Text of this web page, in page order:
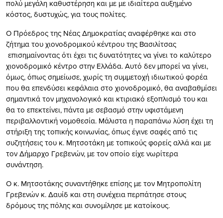
πολύ μεγάλη καθυστέρηση και με με ιδιαίτερα αυξημένο
κόστος, δυστυχώς, για τους πολίτες.
Ο Πρόεδρος της Νέας Δημοκρατίας αναφέρθηκε και στο
ζήτημα του χιονοδρομικού κέντρου της Βασιλίτσας
επισημαίνοντας ότι έχει τις δυνατότητες να γίνει το καλύτερο
χιονοδρομικό κέντρο στην Ελλάδα. Αυτό δεν μπορεί να γίνει,
όμως, όπως σημείωσε, χωρίς τη συμμετοχή ιδιωτικού φορέα
που θα επενδύσει κεφάλαια στο χιονοδρομικό, θα αναβαθμίσει
σημαντικά τον μηχανολογικό και κτιριακό εξοπλισμό του και
θα το επεκτείνει, πάντα με σεβασμό στην υφιστάμενη
περιβαλλοντική νομοθεσία. Μάλιστα η παραπάνω λύση έχει τη
στήριξη της τοπικής κοινωνίας, όπως έγινε σαφές από τις
συζητήσεις του κ. Μητσοτάκη με τοπικούς φορείς αλλά και με
τον Δήμαρχο Γρεβενών, με τον οποίο είχε νωρίτερα
συνάντηση.
Ο κ. Μητσοτάκης συναντήθηκε επίσης με τον Μητροπολίτη
Γρεβενών κ. Δαυίδ και στη συνέχεια περπάτησε στους
δρόμους της πόλης και συνομίλησε με κατοίκους.